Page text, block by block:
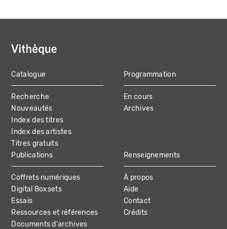
MAIN
NAVIGATION
Catalogue
Recherche
Nouveautés
Index des titres
Index des artistes
Titres gratuits
Programmation
En cours
Archives
Publications
Coffrets numériques
Digital Boxsets
Essais
Ressources et références
Documents d'archives
Renseignements
À propos
Aide
Contact
Crédits